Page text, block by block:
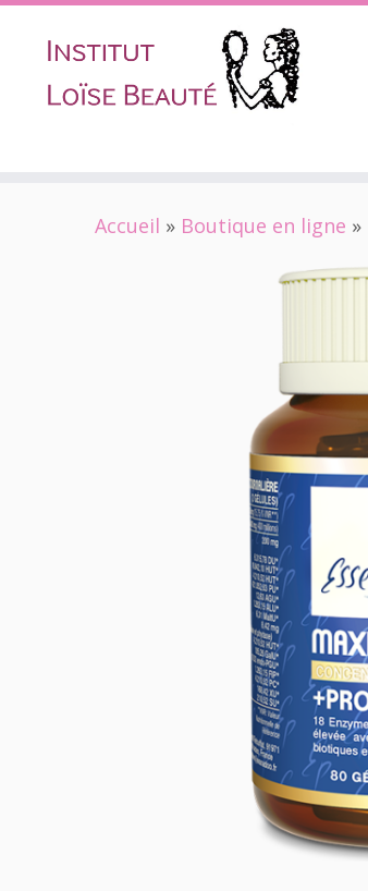
Accueil » Boutique en ligne »